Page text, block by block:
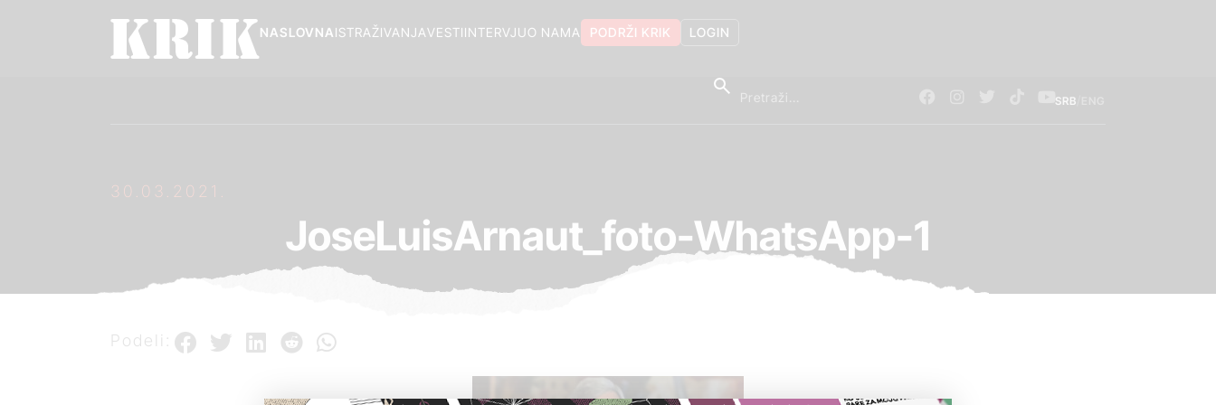
LOGIN
PODRŽI KRIK
O NAMA
INTERVJU
VESTI
ISTRAŽIVANJA
NASLOVNA
SRB
30.03.2021.
JoseLuisArnaut_foto-WhatsApp-1
Podeli: